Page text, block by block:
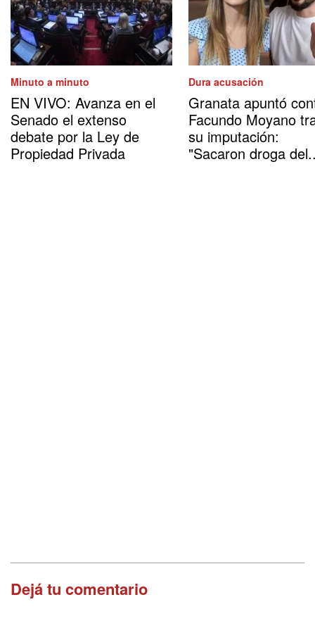
Minuto a minuto
EN VIVO: Avanza en el
Senado el extenso
debate por la Ley de
Propiedad Privada
Dura acusación
Granata apuntó
Facundo Moyano
su imputación:
"Sacaron droga
Dejá tu comentario